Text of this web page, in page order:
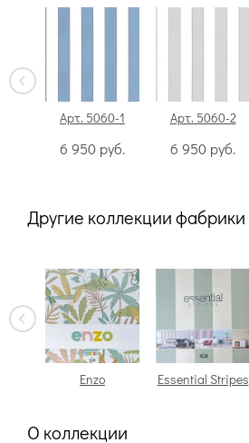
Арт. 5060-1
6 950 руб.
Арт. 5060-2
6 950 руб.
Другие коллекции фабрики
Enzo Essential Stripes
О коллекции